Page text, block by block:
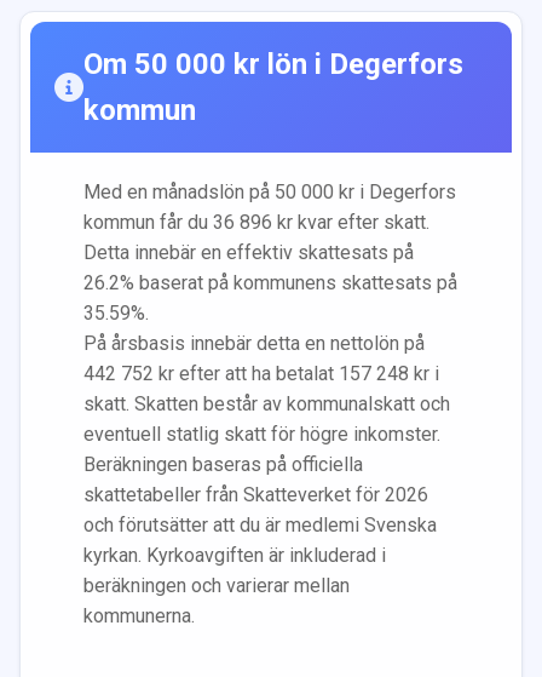
Om 50 000 kr lön i Degerfors
kommun
Med en månadslön på 50 000 kr i Degerfors
kommun får du 36 896 kr kvar efter skatt.
Detta innebär en effektiv skattesats på
26.2% baserat på kommunens skattesats på
35.59%.
På årsbasis innebär detta en nettolön på
442 752 kr efter att ha betalat 157 248 kr i
skatt. Skatten består av kommunalskatt och
eventuell statlig skatt för högre inkomster.
Beräkningen baseras på officiella
skattetabeller från Skatteverket för 2026
och förutsätter att du är medlemi Svenska
kyrkan. Kyrkoavgiften är inkluderad i
beräkningen och varierar mellan
kommunerna.